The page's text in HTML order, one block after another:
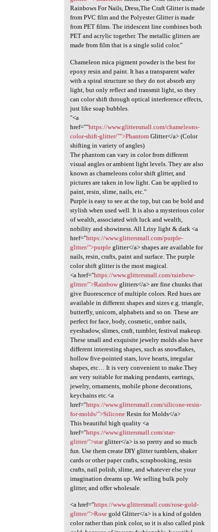
Rainbows For Nails, Dress,The Craft Glitter is made
from PVC film and the Polyester Glitter is made
from PET films. The iridescent line combines both
PET and acrylic together. The metallic glitters are
made from film that is a single solid color."
Chameleon mica pigment powder is the best for
epoxy resin and paint. It has a transparent wafer
with a spiral structure so they do not absorb any
light, but only reflect and transmit light, so they
can color shift through optical interference effects,
just like soap bubbles.
"<a
href=""https://www.glittersmall.com/chameleons-
color-shift-glitter/"">PhantomGlitter</a> (Color
shifting in variety of angles)
The phantom can vary in color from different
visual angles or ambient light levels. They are also
known as chameleons color shift glitter, and
pictures are taken in low light. Can be applied to
paint, resin, slime, nails, etc."
Purple is easy to see at the top, but can be bold and
stylish when used well. It is also a mysterious color
of wealth, associated with luck and wealth,
nobility and showiness. All Lrisy light & dark <a
href="https://www.glittersmall.com/purple-
glitter/">purpleglitter</a> shapes are available for
nails, resin, crafts, paint and surface. The purple
color shift glitter is the most magical.
<a href="https://www.glittersmall.com/rainbow-
glitter/">Rainbowglitters</a> are fine chunks that
give fluorescence of multiple colors. Red hues are
available in different shapes and sizes e.g. triangle,
butterfly, unicorn, alphabets and so on. These are
perfect for face, body, cosmetic, ombre nails,
eyeshadow, slimes, craft, tumbler, festival makeup.
These small and exquisite jewelry molds also have
different interesting shapes, such as snowflakes,
hollow five-pointed stars, love hearts, irregular
shapes, etc… It is very convenient to make.They
are very suitable for making pendants, earrings,
jewelry, ornaments, mobile phone decorations,
keychains etc.<a
href="https://www.glittersmall.com/silicone-resin-
for-molds/">SiliconeResin for Molds</a>
This beautiful high quality <a
href="https://www.glittersmall.com/star-
glitter/">starglitter</a> is so pretty and so much
fun. Use them create DIY glitter tumblers, shaker
cards or other paper crafts, scrapbooking, resin
crafts, nail polish, slime, and whatever else your
imagination dreams up. We selling bulk poly
glitter, and offer wholesale.
<a href="https://www.glittersmall.com/rose-gold-
glitter/">Rosegold Glitter</a> is a kind of golden
color rather than pink color, so it is also called pink